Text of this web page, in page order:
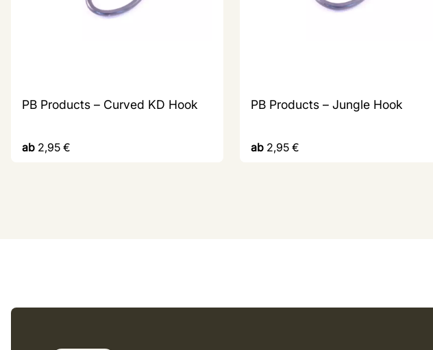
PB Products – Curved KD Hook
ab 2,95 €
PB Products – Jungle Hook
ab 2,95 €